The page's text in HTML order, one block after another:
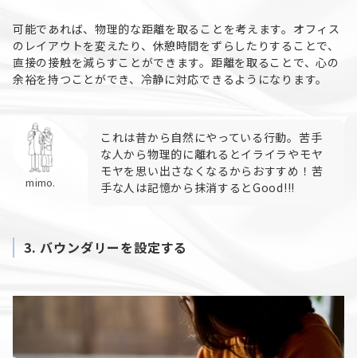
可能であれば、物理的な距離を取ることを考えます。オフィス
のレイアウトを変えたり、休憩時間をずらしたりすることで、
直接の接触を減らすことができます。距離を取ることで、心の
余裕を持つことができ、冷静に対応できるようになります。
mimo.
これは昔から自然にやっている行動。苦手
な人から物理的に離れるとイライラやモヤ
モヤを思い出さなくなるからおすすめ！苦
手な人は記憶から抹消するとGood!!!
3.バウンダリーを設定する